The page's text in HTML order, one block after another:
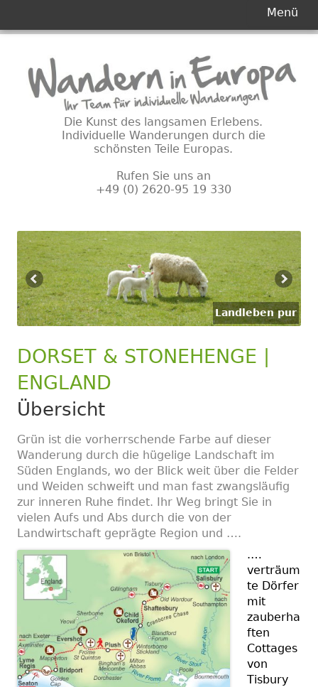
Inhalt
Die Kunst des langsamen Erlebens.
Individuelle Wanderungen durch die
schönsten Teile Europas.
Rufen Sie uns an
+49 (0) 2620-95 19 330
Menü
Landleben pur
DORSET & STONEHENGE |
ENGLAND
Übersicht
Grün ist die vorherrschende Farbe auf dieser
Wanderung durch die hügelige Landschaft im
Süden Englands, wo der Blick weit über die Felder
und Weiden schweift und man fast zwangsläufig
zur inneren Ruhe findet. Ihr Weg bringt Sie in
vielen Aufs und Abs durch die von der
Landwirtschaft geprägte Region und ….
.…
verträum
te Dörfer
mit
zauberha
ften
Cottages
von
Tisbury